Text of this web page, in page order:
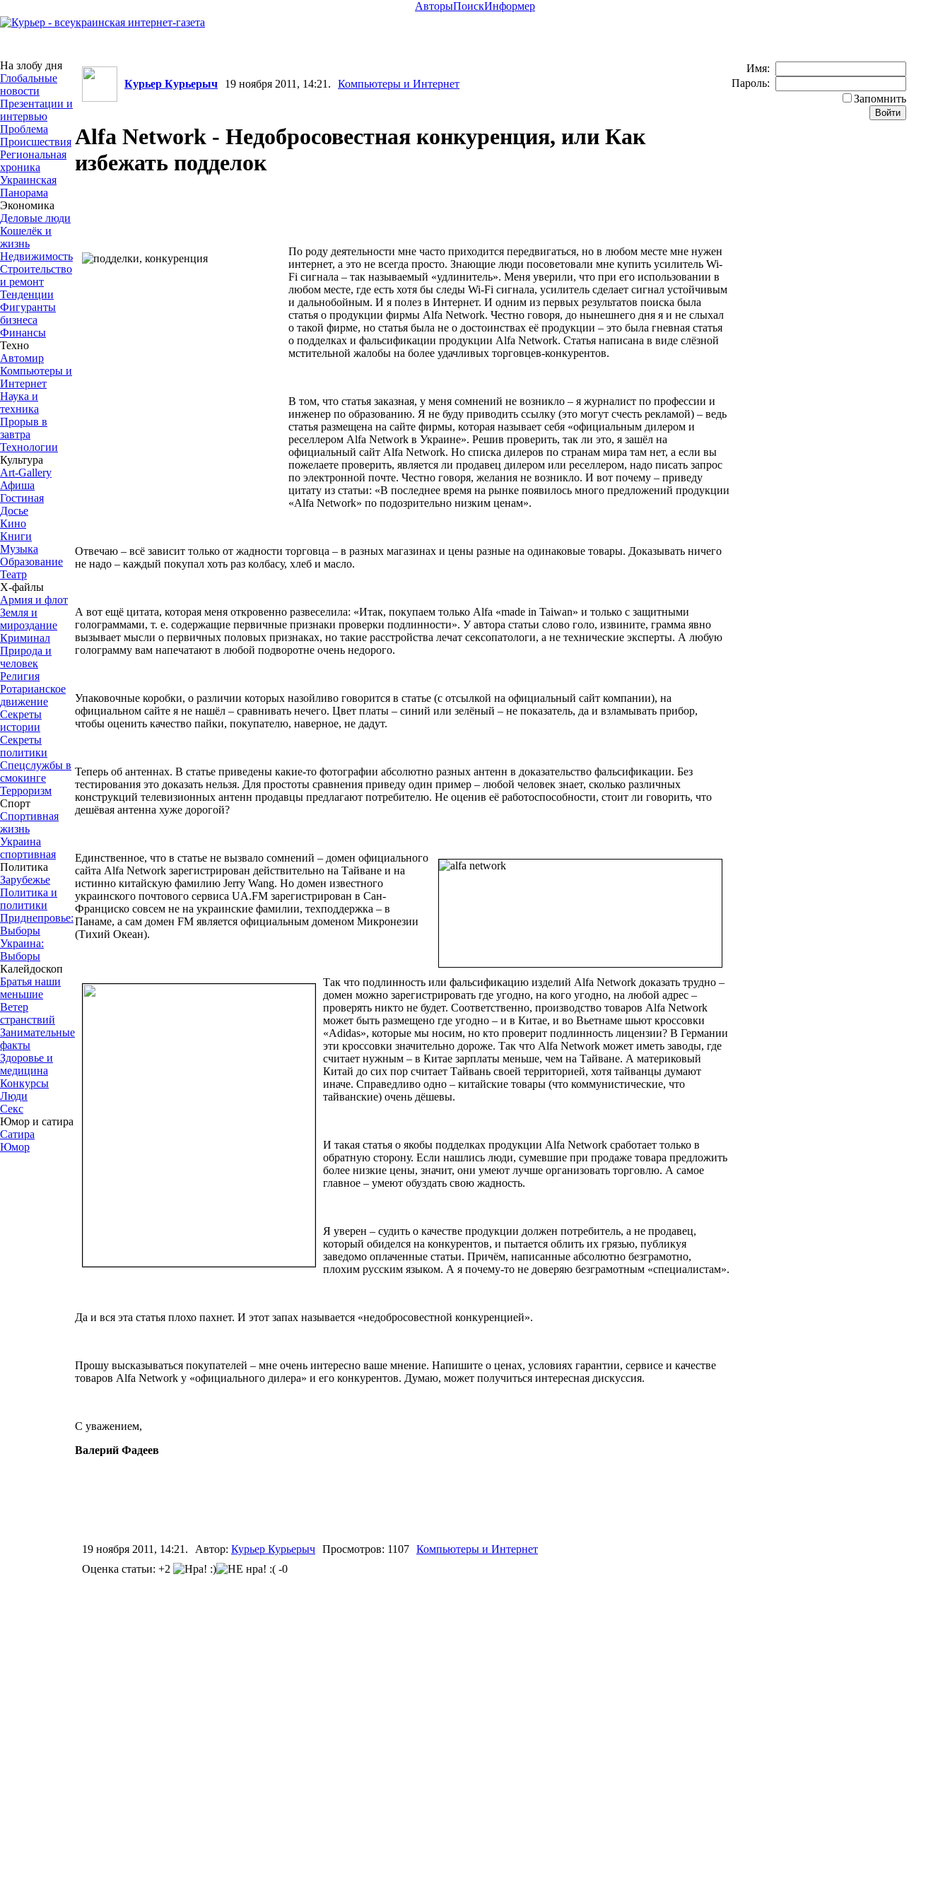
АвторыПоискИнформер
На злобу дня
Глобальные
новости
Презентации и
интервью
Проблема
Происшествия
Региональная
хроника
Украинская
Панорама
Экономика
Деловые люди
Кошелёк и
жизнь
Недвижимость
Строительство
и ремонт
Тенденции
Фигуранты
бизнеса
Финансы
Техно
Автомир
Компьютеры и
Интернет
Наука и
техника
Прорыв в
завтра
Технологии
Культура
Art-Gallery
Афиша
Гостиная
Досье
Кино
Книги
Музыка
Образование
Театр
Х-файлы
Армия и флот
Земля и
мироздание
Криминал
Природа и
человек
Религия
Ротарианское
движение
Секреты
истории
Секреты
политики
Спецслужбы в
смокинге
Терроризм
Спорт
Спортивная
жизнь
Украина
спортивная
Политика
Зарубежье
Политика и
политики
Приднепровье:
Выборы
Украина:
Выборы
Калейдоскоп
Братья наши
меньшие
Ветер
странствий
Занимательные
факты
Здоровье и
медицина
Конкурсы
Люди
Секс
Юмор и сатира
Сатира
Юмор
Курьер Курьерыч 19 ноября 2011, 14:21. Компьютеры и Интернет
Alfa Network - Недобросовестная конкуренция, или Как
избежать подделок
По роду деятельности мне часто приходится передвигаться, но в любом месте мне нужен
интернет, а это не всегда просто. Знающие люди посоветовали мне купить усилитель Wi-
Fi сигнала ‒ так называемый «удлинитель». Меня уверили, что при его использовании в
любом месте, где есть хотя бы следы Wi-Fi сигнала, усилитель сделает сигнал устойчивым
и дальнобойным. И я полез в Интернет. И одним из первых результатов поиска была
статья о продукции фирмы Alfa Network. Честно говоря, до нынешнего дня я и не слыхал
о такой фирме, но статья была не о достоинствах её продукции ‒ это была гневная статья
о подделках и фальсификации продукции Alfa Network. Статья написана в виде слёзной
мстительной жалобы на более удачливых торговцев-конкурентов.
В том, что статья заказная, у меня сомнений не возникло ‒ я журналист по профессии и
инженер по образованию. Я не буду приводить ссылку (это могут счесть рекламой) ‒ ведь
статья размещена на сайте фирмы, которая называет себя «официальным дилером и
реселлером Alfa Network в Украине». Решив проверить, так ли это, я зашёл на
официальный сайт Alfa Network. Но списка дилеров по странам мира там нет, а если вы
пожелаете проверить, является ли продавец дилером или реселлером, надо писать запрос
по электронной почте. Честно говоря, желания не возникло. И вот почему ‒ приведу
цитату из статьи: «В последнее время на рынке появилось много предложений продукции
«Alfa Network» по подозрительно низким ценам».
Отвечаю – всё зависит только от жадности торговца ‒ в разных магазинах и цены разные на одинаковые товары. Доказывать ничего
не надо – каждый покупал хоть раз колбасу, хлеб и масло.
А вот ещё цитата, которая меня откровенно развеселила: «Итак, покупаем только Alfa «made in Taiwan» и только с защитными
голограммами, т. е. содержащие первичные признаки проверки подлинности». У автора статьи слово голо, извините, грамма явно
вызывает мысли о первичных половых признаках, но такие расстройства лечат сексопатологи, а не технические эксперты. А любую
голограмму вам напечатают в любой подворотне очень недорого.
Упаковочные коробки, о различии которых назойливо говорится в статье (с отсылкой на официальный сайт компании), на
официальном сайте я не нашёл ‒ сравнивать нечего. Цвет платы ‒ синий или зелёный ‒ не показатель, да и взламывать прибор,
чтобы оценить качество пайки, покупателю, наверное, не дадут.
Теперь об антеннах. В статье приведены какие-то фотографии абсолютно разных антенн в доказательство фальсификации. Без
тестирования это доказать нельзя. Для простоты сравнения приведу один пример ‒ любой человек знает, сколько различных
конструкций телевизионных антенн продавцы предлагают потребителю. Не оценив её работоспособности, стоит ли говорить, что
дешёвая антенна хуже дорогой?
Единственное, что в статье не вызвало сомнений ‒ домен официального
сайта Alfa Network зарегистрирован действительно на Тайване и на
истинно китайскую фамилию Jerry Wang. Но домен известного
украинского почтового сервиса UA.FM зарегистрирован в Сан-
Франциско совсем не на украинские фамилии, техподдержка – в
Панаме, а сам домен FM является официальным доменом Микронезии
(Тихий Океан).
Так что подлинность или фальсификацию изделий Alfa Network доказать трудно ‒
домен можно зарегистрировать где угодно, на кого угодно, на любой адрес ‒
проверять никто не будет. Соответственно, производство товаров Alfa Network
может быть размещено где угодно ‒ и в Китае, и во Вьетнаме шьют кроссовки
«Adidas», которые мы носим, но кто проверит подлинность лицензии? В Германии
эти кроссовки значительно дороже. Так что Alfa Network может иметь заводы, где
считает нужным ‒ в Китае зарплаты меньше, чем на Тайване. А материковый
Китай до сих пор считает Тайвань своей территорией, хотя тайванцы думают
иначе. Справедливо одно – китайские товары (что коммунистические, что
тайванские) очень дёшевы.
И такая статья о якобы подделках продукции Alfa Network сработает только в
обратную сторону. Если нашлись люди, сумевшие при продаже товара предложить
более низкие цены, значит, они умеют лучше организовать торговлю. А самое
главное ‒ умеют обуздать свою жадность.
Я уверен ‒ судить о качестве продукции должен потребитель, а не продавец,
который обиделся на конкурентов, и пытается облить их грязью, публикуя
заведомо оплаченные статьи. Причём, написанные абсолютно безграмотно,
плохим русским языком. А я почему-то не доверяю безграмотным «специалистам».
Да и вся эта статья плохо пахнет. И этот запах называется «недобросовестной конкуренцией».
Прошу высказываться покупателей ‒ мне очень интересно ваше мнение. Напишите о ценах, условиях гарантии, сервисе и качестве
товаров Alfa Network у «официального дилера» и его конкурентов. Думаю, может получиться интересная дискуссия.
С уважением,
Валерий Фадеев
19 ноября 2011, 14:21. Автор: Курьер Курьерыч Просмотров: 1107 Компьютеры и Интернет
Оценка статьи: +2
-0
Имя:
Пароль:
Запомнить